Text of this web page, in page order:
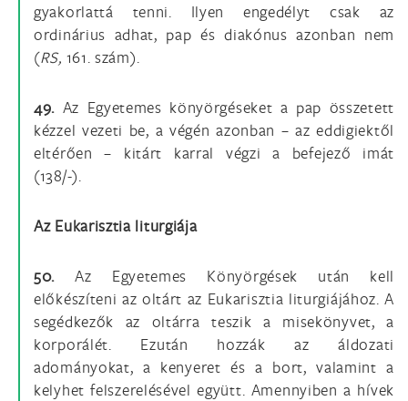
gyakorlattá tenni. Ilyen engedélyt csak az
ordinárius adhat, pap és diakónus azonban nem
(RS, 161. szám).
49. Az Egyetemes könyörgéseket a pap összetett
kézzel vezeti be, a végén azonban – az eddigiektől
eltérően – kitárt karral végzi a befejező imát
(138/-).
Az Eukarisztia liturgiája
50. Az Egyetemes Könyörgések után kell
előkészíteni az oltárt az Eukarisztia liturgiájához. A
segédkezők az oltárra teszik a misekönyvet, a
korporálét. Ezután hozzák az áldozati
adományokat, a kenyeret és a bort, valamint a
kelyhet felszerelésével együtt. Amennyiben a hívek